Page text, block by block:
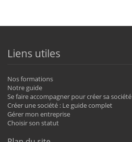
Liens utiles
Nos formations
Notre guide
Se faire accompagner pour créer sa société
Créer une société : Le guide complet
Gérer mon entreprise
Choisir son statut